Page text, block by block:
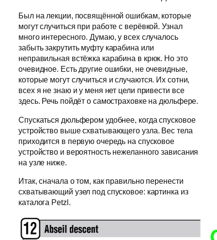
Был на лекции, посвящённой ошибкам, которые
могут случиться при работе с верёвкой. Узнал
много интересного. Думаю, у всех случалось
забыть закрутить муфту карабина или
неправильная встёжка карабина в крюк. Но это
очевидное. Есть другие ошибки, не очевидные,
которые могут случиться и случаются. Их сотни,
всех я не знаю и у меня нет цели привести все
здесь. Речь пойдёт о самостраховке на дюльфере.
Спускаться дюльфером удобнее, когда спусковое
устройство выше схватывающего узла. Вес тела
приходится в первую очередь на спусковое
устройство и вероятность нежеланного зависания
на узле ниже.
Итак, сначала о том, как правильно перенести
схватывающий узел под спусковое: картинка из
каталога Petzl.